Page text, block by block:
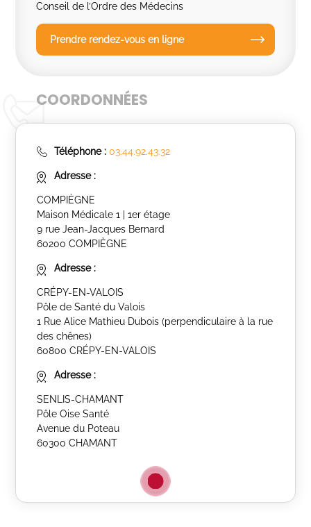
Conseil de l’Ordre des Médecins
Prendre rendez-vous en ligne
COORDONNÉES
Téléphone : 03.44.92.43.32
Adresse :
COMPIÈGNE
Maison Médicale 1 | 1er étage
9 rue Jean-Jacques Bernard
60200 COMPIÈGNE
Adresse :
CRÉPY-EN-VALOIS
Pôle de Santé du Valois
1 Rue Alice Mathieu Dubois (perpendiculaire à la rue
des chênes)
60800 CRÉPY-EN-VALOIS
Adresse :
SENLIS-CHAMANT
Pôle Oise Santé
Avenue du Poteau
60300 CHAMANT